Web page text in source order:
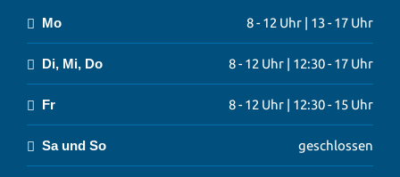
Mo 8 - 12 Uhr | 13 - 17 Uhr
Di, Mi, Do 8 - 12 Uhr | 12:30 - 17 Uhr
Fr 8 - 12 Uhr | 12:30 - 15 Uhr
Sa und So geschlossen